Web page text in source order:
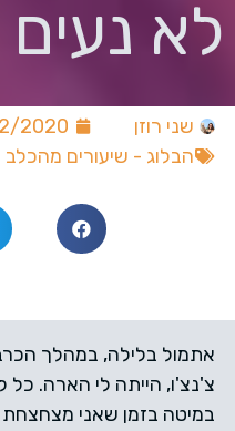
לא
שני רוזן
2020
הבלוג - שיעורים מהכלב
אתמול בלילה, במהלך
צ'נצ'ו, הייתה לי הארה. כל
במיטה בזמן שאני מצחצחת